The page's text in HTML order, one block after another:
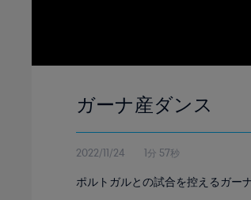
ガーナ産ダンス
2022/11/24 1分 57秒
ポルトガルとの試合を控えるガー